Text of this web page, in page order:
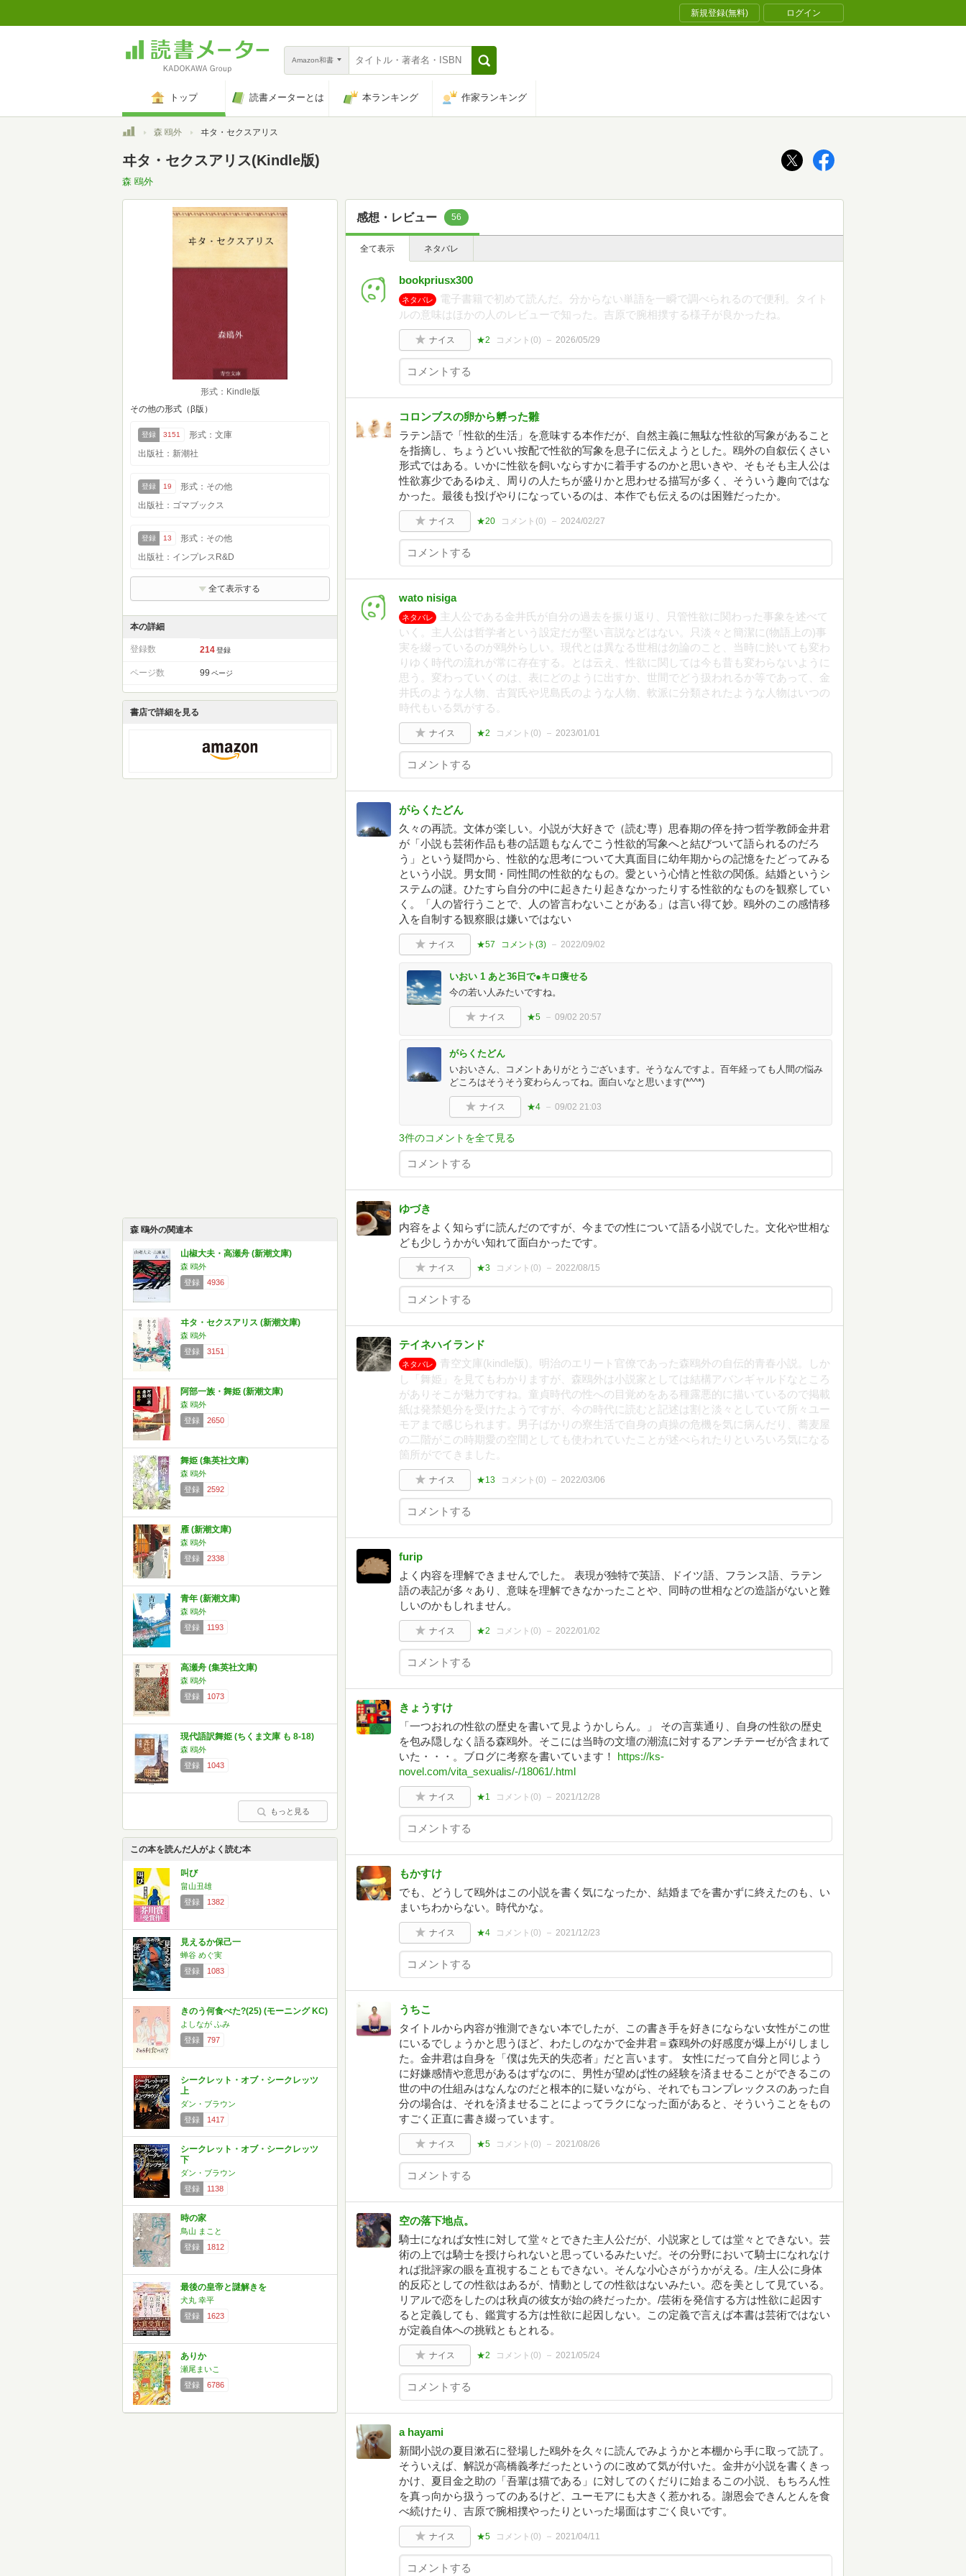
新規登録(無料) ログイン
Amazon和書
トップ 読書メーターとは 本ランキング 作家ランキング
トップ森 鴎外 ヰタ・セクスアリス
ヰタ・セクスアリス(Kindle版)
森 鴎外
形式：Kindle版
その他の形式（β版）
登録 3151
形式：文庫
出版社：新潮社
登録 19
形式：その他
出版社：ゴマブックス
登録 13
形式：その他
出版社：インプレスR&D
全て表示する
本の詳細
登録数 214 登録
ページ数 99 ページ
書店で詳細を見る
森 鴎外の関連本
山椒大夫・高瀬舟 (新潮文庫)
森 鴎外
登録
4936
ヰタ・セクスアリス (新潮文庫)
森 鴎外
登録
3151
阿部一族・舞姫 (新潮文庫)
森 鴎外
登録
2650
舞姫 (集英社文庫)
森 鴎外
登録
2592
雁 (新潮文庫)
森 鴎外
登録
2338
青年 (新潮文庫)
森 鴎外
登録
1193
高瀬舟 (集英社文庫)
森 鴎外
登録
1073
現代語訳舞姫 (ちくま文庫 も 8-18)
森 鴎外
登録
1043
もっと見る
この本を読んだ人がよく読む本
叫び
畠山丑雄
登録
1382
見えるか保己一
蝉谷 めぐ実
登録
1083
きのう何食べた?(25) (モーニング KC)
よしなが ふみ
登録
797
シークレット・オブ・シークレッツ
上
ダン・ブラウン
登録
1417
シークレット・オブ・シークレッツ
下
ダン・ブラウン
登録
1138
時の家
鳥山 まこと
登録
1812
最後の皇帝と謎解きを
犬丸 幸平
登録
1623
ありか
瀬尾まいこ
登録
6786
感想・レビュー 56
全て表示 ネタバレ
bookpriusx300
ネタバレ
電子書籍で初めて読んだ。分からない単語を一瞬で調べられるので便利。タイト
ルの意味はほかの人のレビューで知った。吉原で腕相撲する様子が良かったね。
ナイス ★2 コメント(0) 2026/05/29
コロンブスの卵から孵った雛
ラテン語で「性欲的生活」を意味する本作だが、自然主義に無駄な性欲的写象があること
を指摘し、ちょうどいい按配で性欲的写象を息子に伝えようとした。鴎外の自叙伝くさい
形式ではある。いかに性欲を飼いならすかに着手するのかと思いきや、そもそも主人公は
性欲寡少であるゆえ、周りの人たちが盛りかと思わせる描写が多く、そういう趣向ではな
かった。最後も投げやりになっているのは、本作でも伝えるのは困難だったか。
ナイス ★20 コメント(0) 2024/02/27
wato nisiga
ネタバレ
主人公である金井氏が自分の過去を振り返り、只管性欲に関わった事象を述べて
いく。主人公は哲学者という設定だが堅い言説などはない。只淡々と簡潔に(物語上の)事
実を綴っているのが鴎外らしい。現代とは異なる世相は勿論のこと、当時に於いても変わ
りゆく時代の流れが常に存在する。とは云え、性欲に関しては今も昔も変わらないように
思う。変わっていくのは、表にどのように出すか、世間でどう扱われるか等であって、金
井氏のような人物、古賀氏や児島氏のような人物、軟派に分類されたような人物はいつの
時代もいる気がする。
ナイス ★2 コメント(0) 2023/01/01
がらくたどん
久々の再読。文体が楽しい。小説が大好きで（読む専）思春期の倅を持つ哲学教師金井君
が「小説も芸術作品も巷の話題もなんでこう性欲的写象へと結びついて語られるのだろ
う」という疑問から、性欲的な思考について大真面目に幼年期からの記憶をたどってみる
という小説。男女間・同性間の性欲的なもの。愛という心情と性欲の関係。結婚というシ
ステムの謎。ひたすら自分の中に起きたり起きなかったりする性欲的なものを観察してい
く。「人の皆行うことで、人の皆言わないことがある」は言い得て妙。鴎外のこの感情移
入を自制する観察眼は嫌いではない
ナイス ★57 コメント(3) 2022/09/02
いおい 1 あと36日で●キロ痩せる
今の若い人みたいですね。
ナイス ★5 09/02 20:57
がらくたどん
いおいさん、コメントありがとうございます。そうなんですよ。百年経っても人間の悩み
どころはそうそう変わらんってね。面白いなと思います(*^^*)
ナイス ★4 09/02 21:03
3件のコメントを全て見る
ゆづき
内容をよく知らずに読んだのですが、今までの性について語る小説でした。文化や世相な
ども少しうかがい知れて面白かったです。
ナイス ★3 コメント(0) 2022/08/15
テイネハイランド
ネタバレ
青空文庫(kindle版)。明治のエリート官僚であった森鴎外の自伝的青春小説。しか
し「舞姫」を見てもわかりますが、森鴎外は小説家としては結構アバンギャルドなところ
がありそこが魅力ですね。童貞時代の性への目覚めをある種露悪的に描いているので掲載
紙は発禁処分を受けたようですが、今の時代に読むと記述は割と淡々としていて所々ユー
モアまで感じられます。男子ばかりの寮生活で自身の貞操の危機を気に病んだり、蕎麦屋
の二階がこの時期愛の空間としても使われていたことが述べられたりといろいろ気になる
箇所がでてきました。
ナイス ★13 コメント(0) 2022/03/06
furip
よく内容を理解できませんでした。 表現が独特で英語、ドイツ語、フランス語、ラテン
語の表記が多々あり、意味を理解できなかったことや、同時の世相などの造詣がないと難
しいのかもしれません。
ナイス ★2 コメント(0) 2022/01/02
きょうすけ
「一つおれの性欲の歴史を書いて見ようかしらん。」 その言葉通り、自身の性欲の歴史
を包み隠しなく語る森鴎外。そこには当時の文壇の潮流に対するアンチテーゼが含まれて
いた・・・。ブログに考察を書いています！ https://ks-
novel.com/vita_sexualis/-/18061/.html
ナイス ★1 コメント(0) 2021/12/28
もかすけ
でも、どうして鴎外はこの小説を書く気になったか、結婚までを書かずに終えたのも、い
まいちわからない。時代かな。
ナイス ★4 コメント(0) 2021/12/23
うちこ
タイトルから内容が推測できない本でしたが、この書き手を好きにならない女性がこの世
にいるでしょうかと思うほど、わたしのなかで金井君＝森鴎外の好感度が爆上がりしまし
た。金井君は自身を「僕は先天的失恋者」だと言います。 女性にだって自分と同じよう
に好嫌感情や意思があるはずなのに、男性が望めば性の経験を済ませることができるこの
世の中の仕組みはなんなのだと根本的に疑いながら、それでもコンプレックスのあった自
分の場合は、それを済ませることによってラクになった面があると、そういうことをもの
すごく正直に書き綴っています。
ナイス ★5 コメント(0) 2021/08/26
空の落下地点。
騎士になれば女性に対して堂々とできた主人公だが、小説家としては堂々とできない。芸
術の上では騎士を授けられないと思っているみたいだ。その分野において騎士になれなけ
れば批評家の眼を直視することもできない。そんな小心さがうかがえる。/主人公に身体
的反応としての性欲はあるが、情動としての性欲はないみたい。恋を美として見ている。
リアルで恋をしたのは秋貞の彼女が始の終だったか。/芸術を発信する方は性欲に起因す
ると定義しても、鑑賞する方は性欲に起因しない。この定義で言えば本書は芸術ではない
が定義自体への挑戦ともとれる。
ナイス ★2 コメント(0) 2021/05/24
a hayami
新聞小説の夏目漱石に登場した鴎外を久々に読んでみようかと本棚から手に取って読了。
そういえば、解説が高橋義孝だったというのに改めて気が付いた。金井が小説を書くきっ
かけ、夏目金之助の「吾輩は猫である」に対してのくだりに始まるこの小説、もちろん性
を真っ向から扱うってのあるけど、ユーモアにも大きく惹かれる。謝恩会できんとんを食
べ続けたり、吉原で腕相撲やったりといった場面はすごく良いです。
ナイス ★5 コメント(0) 2021/04/11